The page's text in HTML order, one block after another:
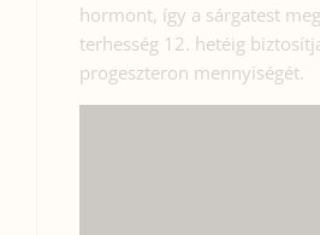
hormont, így a sárgatest
terhesség 12. hetéig
progeszteron mennyiségét.